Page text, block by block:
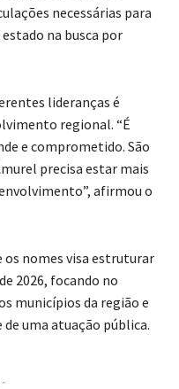
necessárias para
na busca por
lideranças é
regional. “É
e comprometido. São
precisa estar mais
afirmou o
nomes visa estruturar
2026, focando no
municípios da região e
uma atuação pública.
-